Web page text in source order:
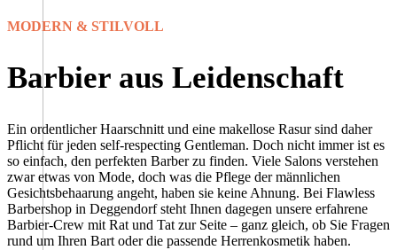
MODERN & STILVOLL
Barbier aus Leidenschaft
Ein ordentlicher Haarschnitt und eine makellose Rasur sind daher
Pflicht für jeden self-respecting Gentleman. Doch nicht immer ist es
so einfach, den perfekten Barber zu finden. Viele Salons verstehen
zwar etwas von Mode, doch was die Pflege der männlichen
Gesichtsbehaarung angeht, haben sie keine Ahnung. Bei Flawless
Barbershop in Deggendorf steht Ihnen dagegen unsere erfahrene
Barbier-Crew mit Rat und Tat zur Seite – ganz gleich, ob Sie Fragen
rund um Ihren Bart oder die passende Herrenkosmetik haben.